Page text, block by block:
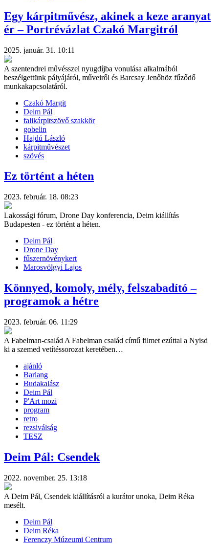
Egy kárpitművész, akinek a keze aranyat
ér – Portrévázlat Czakó Margitról
2025. január. 31. 10:11
A szentendrei művésszel nyugdíjba vonulása alkalmából
beszélgettünk pályájáról, műveiről és Barcsay Jenőhöz fűződő
munkakapcsolatáról.
Czakó Margit
Deim Pál
falikárpitszövő szakkör
gobelin
Hajdú László
kárpitművészet
szövés
Ez történt a héten
2023. február. 18. 08:23
Lakossági fórum, Drone Day konferencia, Deim kiállítás
Budapesten - ez történt a héten.
Deim Pál
Drone Day
fűszernövénykert
Marosvölgyi Lajos
Könnyed, komoly, mély, felszabadító –
programok a hétre
2023. február. 06. 11:29
A Fabelman-család A Fabelman család című filmet ezúttal a Nyisd
ki a szemed vetítéssorozat keretében…
ajánló
Barlang
Budakalász
Deim Pál
P'Art mozi
program
retro
rezsiválság
TESZ
Deim Pál: Csendek
2022. november. 25. 13:18
A Deim Pál, Csendek kiállításról a kurátor unoka, Deim Réka
mesélt.
Deim Pál
Deim Réka
Ferenczy Múzeumi Centrum